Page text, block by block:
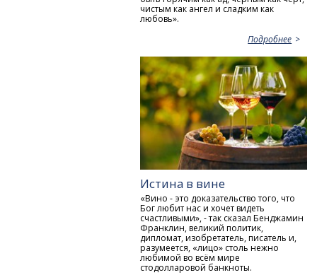
чистым как ангел и сладким как
любовь».
Подробнее
Истина в вине
«Вино - это доказательство того, что
Бог любит нас и хочет видеть
счастливыми», - так сказал Бенджамин
Франклин, великий политик,
дипломат, изобретатель, писатель и,
разумеется, «лицо» столь нежно
любимой во всём мире
стодолларовой банкноты.